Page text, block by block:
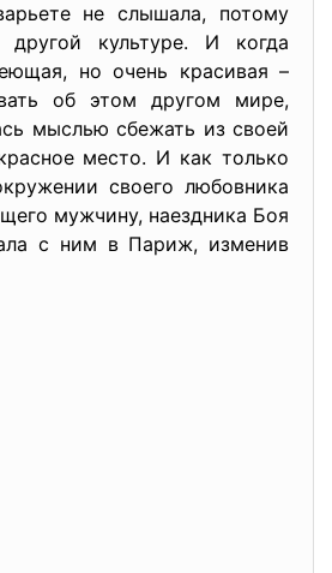
не слышала, потому
культуре. И когда
но очень красивая –
об этом другом мире,
мыслью сбежать из своей
место. И как только
своего любовника
мужчину, наездника Боя
с ним в Париж, изменив